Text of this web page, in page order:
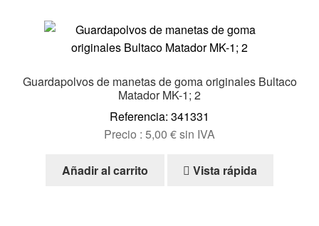
Guardapolvos de manetas de goma originales Bultaco
Matador MK-1; 2
Referencia: 341331
Precio : 5,00 €sin IVA
Añadir al carrito Vista rápida